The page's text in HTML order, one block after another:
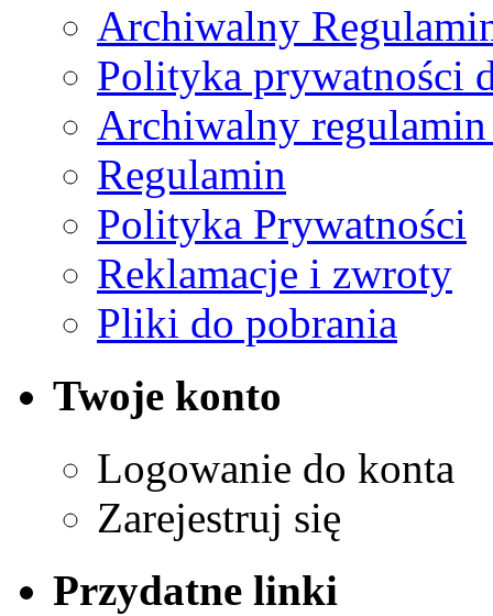
Archiwalny
Polityka prywatności
Archiwalny
Regulamin
Polityka Prywatności
Reklamacje i zwroty
Pliki do pobrania
Twoje konto
Logowanie do konta
Zarejestruj się
Przydatne linki